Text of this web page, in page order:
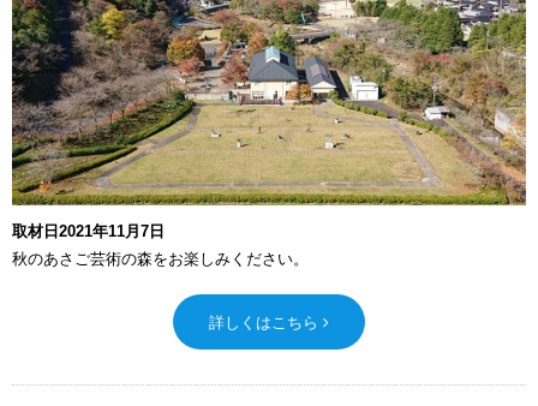
取材日2021年11月7日
秋のあさご芸術の森をお楽しみください。
詳しくはこちら